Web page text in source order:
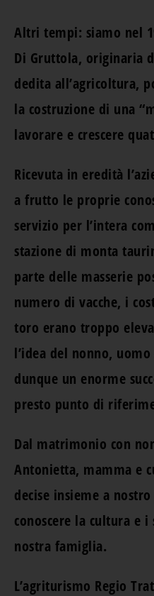
Altri tempi: siamo nel
Di Gruttola, originaria
dedita all’agricoltura,
la costruzione di una
lavorare e crescere
Ricevuta in eredità
a frutto le proprie
servizio per l’intera
stazione di monta
parte delle masserie
numero di vacche, i
toro erano troppo
l’idea del nonno,
dunque un enorme
presto punto di
Dal matrimonio con
Antonietta, mamma e
decise insieme a
conoscere la cultura e
nostra famiglia.
L’agriturismo Regio